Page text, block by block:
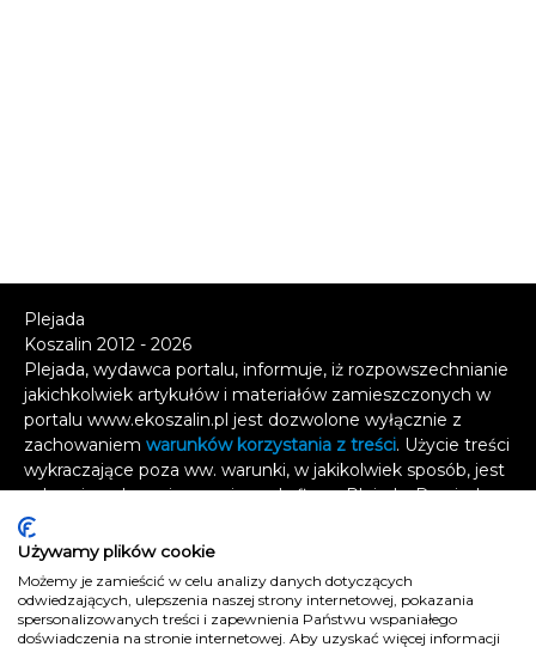
Plejada
Koszalin 2012 - 2026
Plejada, wydawca portalu, informuje, iż rozpowszechnianie
jakichkolwiek artykułów i materiałów zamieszczonych w
portalu www.ekoszalin.pl jest dozwolone wyłącznie z
zachowaniem warunków korzystania z treści. Użycie treści
wykraczające poza ww. warunki, w jakikolwiek sposób, jest
zabronione bez pisemnej zgody firmy Plejada. Dowiedz
się, w jaki sposób możesz uzyskać
wykorzystanie treści.
Naruszenie tych zasad jest łamaniem prawa i grozi
odpowiedzialnością karną.
Używamy plików cookie
Możemy je zamieścić w celu analizy danych dotyczących
odwiedzających, ulepszenia naszej strony internetowej, pokazania
spersonalizowanych treści i zapewnienia Państwu wspaniałego
doświadczenia na stronie internetowej. Aby uzyskać więcej informacji